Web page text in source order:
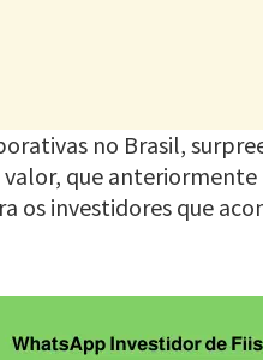
no Brasil,
que
os investidores que